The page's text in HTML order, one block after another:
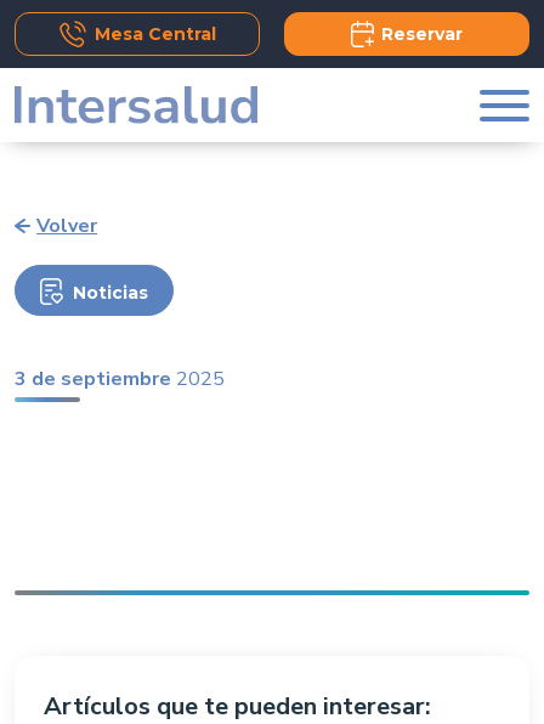
Add Comment
Mesa Central Reservar
Volver
Noticias
3 de septiembre 2025
Artículos que te pueden interesar: